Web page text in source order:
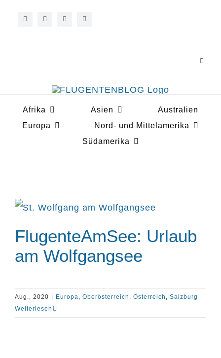
Toggle
Afrika Asien
Australien
Europa
Nord- und Mittelamerika
Südamerika
FlugenteAmSee: Urlaub
am Wolfgangsee
Aug., 2020 Europa, Oberösterreich , Österreich , Salzburg
Weiterlesen